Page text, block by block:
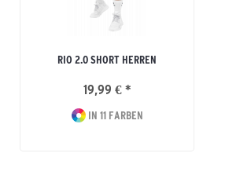
RIO 2.0 SHORT HERREN
19,99 € *
IN 11 FARBEN